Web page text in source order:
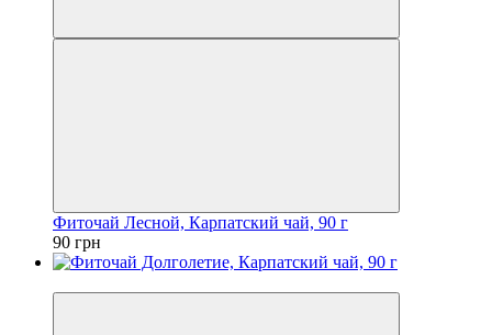
Фиточай Лесной, Карпатский чай, 90 г
90 грн